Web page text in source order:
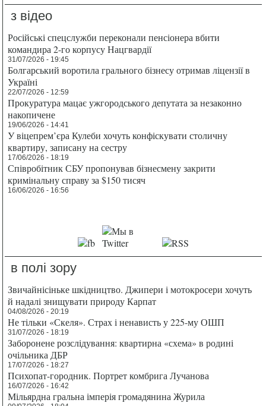
з відео
Російські спецслужби переконали пенсіонера вбити
командира 2-го корпусу Нацгвардії
31/07/2026 - 19:45
Болгарський воротила грального бізнесу отримав ліцензії в
Україні
22/07/2026 - 12:59
Прокуратура мацає ужгородського депутата за незаконно
накопичене
19/06/2026 - 14:41
У віцепрем’єра Кулеби хочуть конфіскувати столичну
квартиру, записану на сестру
17/06/2026 - 18:19
Співробітник СБУ пропонував бізнесмену закрити
кримінальну справу за $150 тисяч
16/06/2026 - 16:56
в полі зору
Звичайнісіньке шкідництво. Джипери і мотокросери хочуть
й надалі знищувати природу Карпат
04/08/2026 - 20:19
Не тільки «Скеля». Страх і ненависть у 225-му ОШП
31/07/2026 - 18:19
Заборонене розслідування: квартирна «схема» в родині
очільника ДБР
17/07/2026 - 18:27
Психопат-городник. Портрет комбрига Лучанова
16/07/2026 - 16:42
Мільярдна гральна імперія громадянина Журила